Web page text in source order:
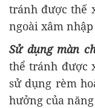
tránh được thế
ngoài xâm
Sử dụng màn
thể tránh được
sử dụng rèm
hưởng của